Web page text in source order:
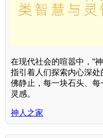
在现代社会的喧嚣中，“
指引着人们探索内心深
佛静止，每一块石头、
灵感。
神人之家